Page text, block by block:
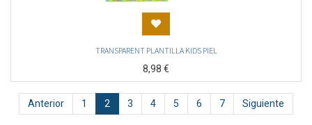
TRANSPARENT PLANTILLA KIDS PIEL
8,98€
Anterior 1 2 3 4 5 6 7 Siguiente